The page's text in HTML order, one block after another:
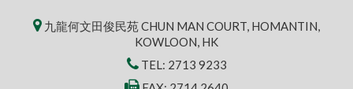
九龍何文田俊民苑 CHUN MAN COURT, HOMANTIN,
KOWLOON, HK
TEL: 2713 9233